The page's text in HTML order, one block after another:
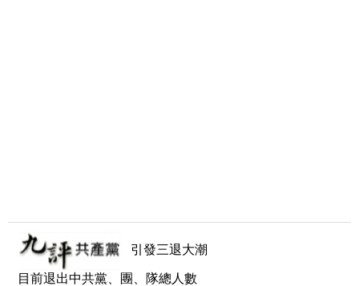
引發三退大潮
目前退出中共黨、團、隊總人數